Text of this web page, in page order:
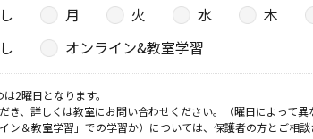
ヴィラ
ＫＩＭ
月 火 水 木
オンライン&教室学習
2曜日となります。
、詳しくは教室にお問い合わせください。（曜日によって異
＆教室学習」での学習か）については、保護者の方とご相談